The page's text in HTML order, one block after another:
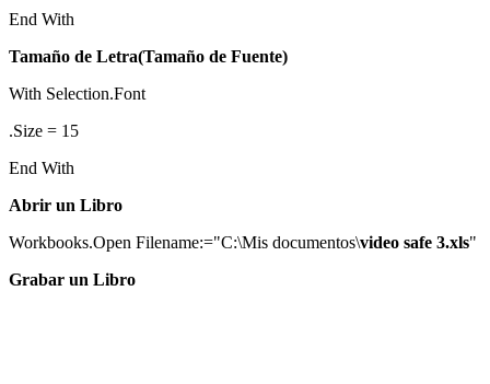
End With
Tamaño de Letra(Tamaño de Fuente)
With Selection.Font
.Size = 15
End With
Abrir un Libro
Workbooks.Open Filename:="C:\Mis documentos\video safe 3.xls"
Grabar un Libro